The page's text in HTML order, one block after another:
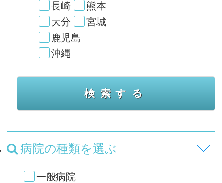
長崎
熊本
大分
宮城
鹿児島
沖縄
病院の種類を選ぶ
一般病院